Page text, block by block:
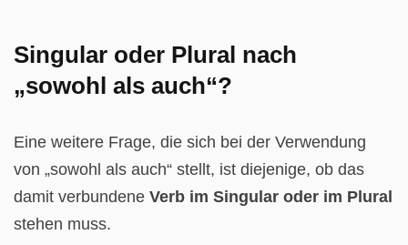
Singular oder Plural nach
„sowohl als auch“?
Eine weitere Frage, die sich bei der Verwendung
von „sowohl als auch“ stellt, ist diejenige, ob das
damit verbundene Verb im Singular oder im Plural
stehen muss.